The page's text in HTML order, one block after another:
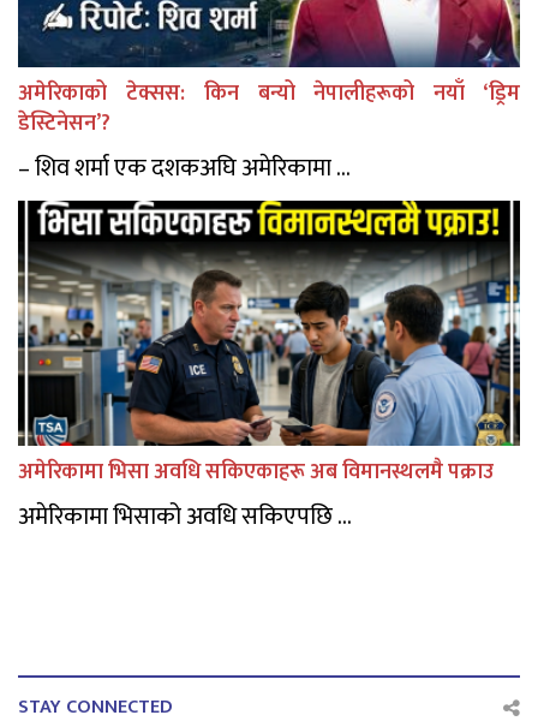
अमेरिकाको टेक्सस: किन बन्यो नेपालीहरूको नयाँ ‘ड्रिम
डेस्टिनेसन’?
– शिव शर्मा एक दशकअघि अमेरिकामा ...
अमेरिकामा भिसा अवधि सकिएकाहरू अब विमानस्थलमै पक्राउ
अमेरिकामा भिसाको अवधि सकिएपछि ...
STAY CONNECTED